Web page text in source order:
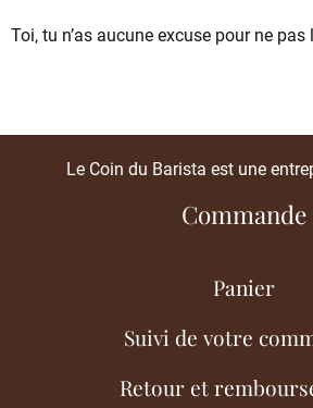
Toi, tu n’as aucune excuse pour ne
Le Coin du Barista est une
Commande
Panier
Suivi de votre
Retour et